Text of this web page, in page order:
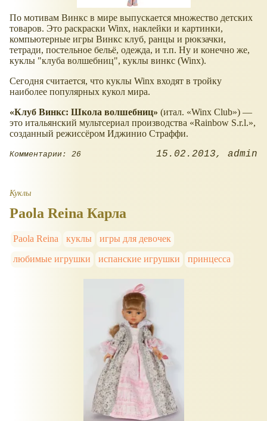
По мотивам Винкс в мире выпускается множество детских
товаров. Это раскраски Winx, наклейки и картинки,
компьютерные игры Винкс клуб, ранцы и рюкзачки,
тетради, постельное бельё, одежда, и т.п. Ну и конечно же,
куклы "клуба волшебниц", куклы винкс (Winx).
Сегодня считается, что куклы Winx входят в тройку
наиболее популярных кукол мира.
Клуб Винкс: Школа волшебниц
(итал. Winx Club ) —
это итальянский мультсериал производства
Rainbow S.r.l. ,
созданный режиссёром Иджинио Страффи.
Комментарии: 26 15.02.2013 admin
Куклы
Paola Reina Карла
Paola Reina куклы
игры для девочек
любимые игрушки
испанские игрушки принцесса